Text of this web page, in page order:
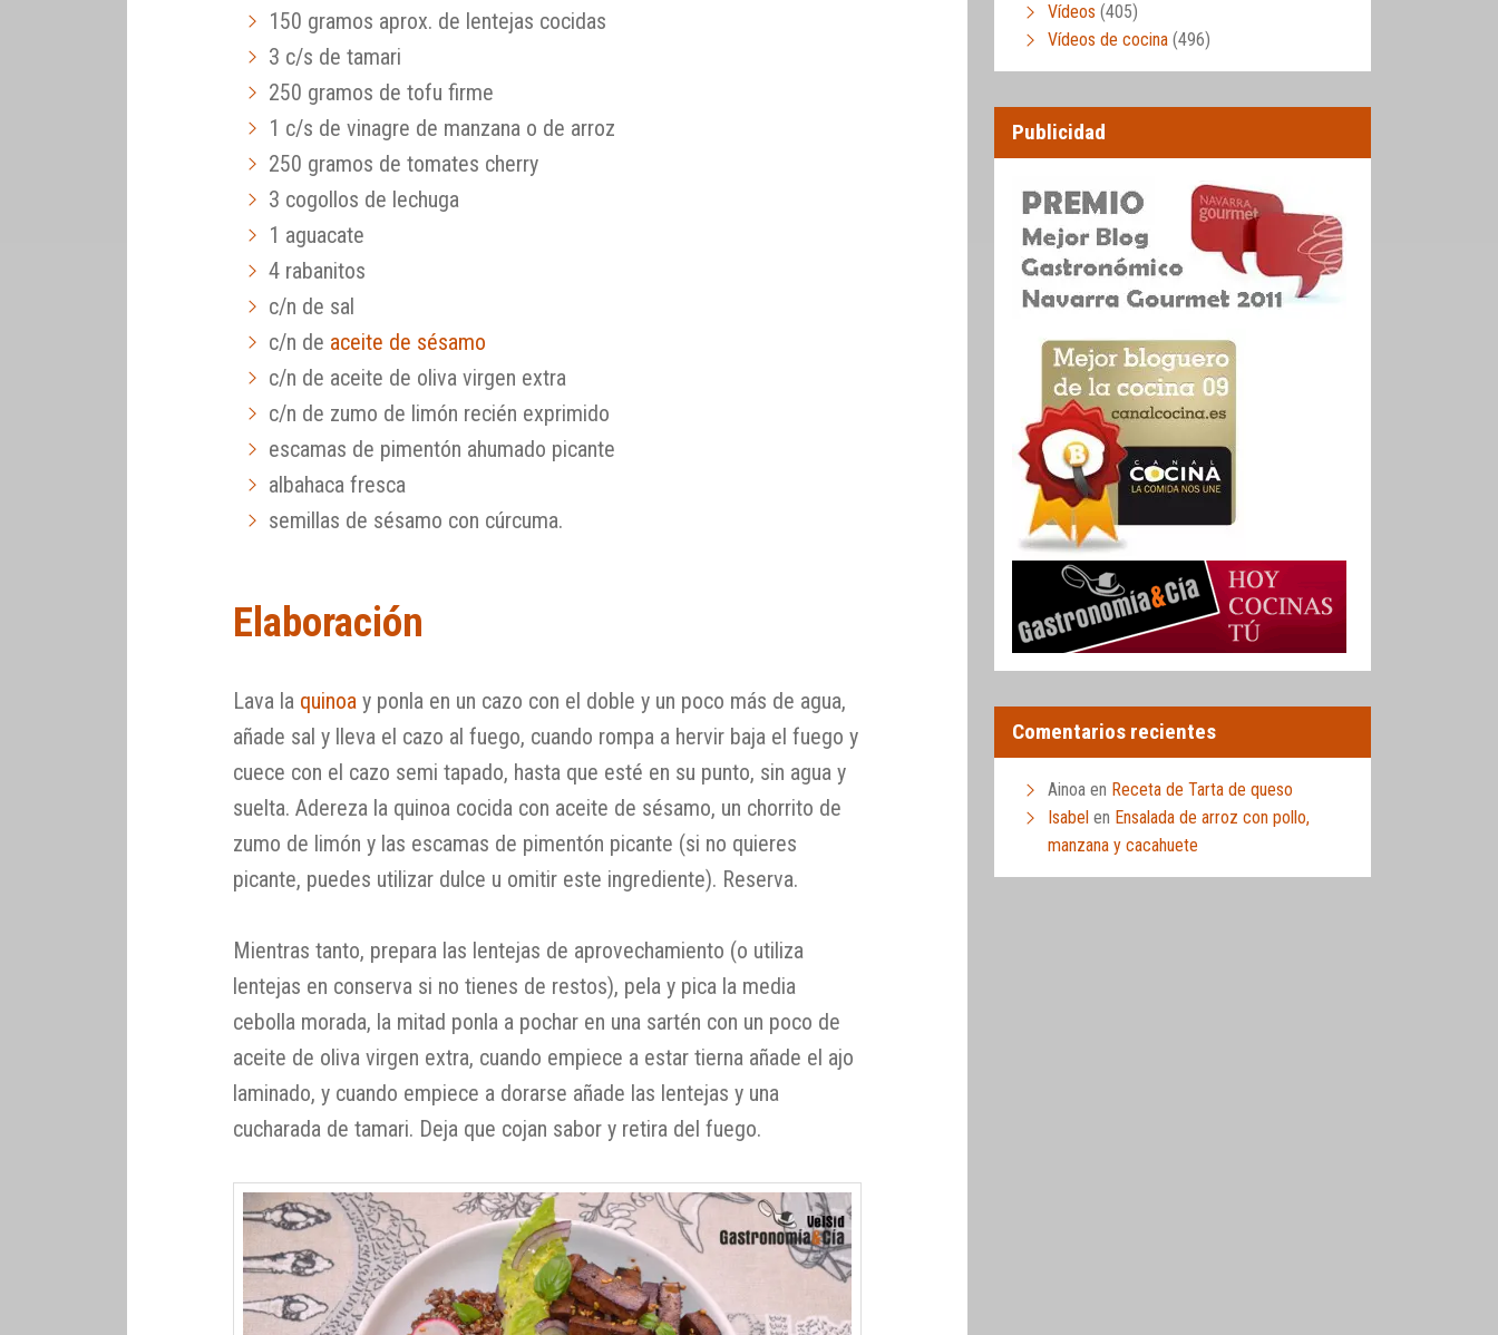
150 gramos aprox. de lentejas cocidas
3 c/s de tamari
250 gramos de tofu firme
1 c/s de vinagre de manzana o de arroz
250 gramos de tomates cherry
3 cogollos de lechuga
1 aguacate
4 rabanitos
c/n de sal
c/n de aceite de sésamo
c/n de aceite de oliva virgen extra
c/n de zumo de limón recién exprimido
escamas de pimentón ahumado picante
albahaca fresca
semillas de sésamo con cúrcuma.
Elaboración
Lava la quinoa y ponla en un cazo con el doble y un poco más de agua,
añade sal y lleva el cazo al fuego, cuando rompa a hervir baja el fuego y
cuece con el cazo semi tapado, hasta que esté en su punto, sin agua y
suelta. Adereza la quinoa cocida con aceite de sésamo, un chorrito de
zumo de limón y las escamas de pimentón picante (si no quieres
picante, puedes utilizar dulce u omitir este ingrediente). Reserva.
Mientras tanto, prepara las lentejas de aprovechamiento (o utiliza
lentejas en conserva si no tienes de restos), pela y pica la media
cebolla morada, la mitad ponla a pochar en una sartén con un poco de
aceite de oliva virgen extra, cuando empiece a estar tierna añade el ajo
laminado, y cuando empiece a dorarse añade las lentejas y una
cucharada de tamari. Deja que cojan sabor y retira del fuego.
Vídeos (405)
Vídeos de cocina (496)
Publicidad
Comentarios recientes
Ainoa en Receta de Tarta de queso
Isabel en Ensalada de arroz con pollo,
manzana y cacahuete